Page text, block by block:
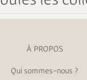
À PROPOS
Qui sommes-nous ?